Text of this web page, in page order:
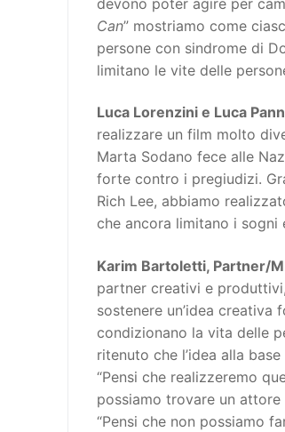
Can” mostriamo come
persone con sindrome di
limitano le vite delle
Luca Lorenzini e Luca
realizzare un film molto
Marta Sodano fece alle
forte contro i pregiudizi.
Rich Lee, abbiamo
che ancora limitano i
Karim Bartoletti, Partner/
partner creativi e
sostenere un’idea
condizionano la vita delle
ritenuto che l’idea alla
“Pensi che realizzeremo
possiamo trovare un attore
“Pensi che non possiamo